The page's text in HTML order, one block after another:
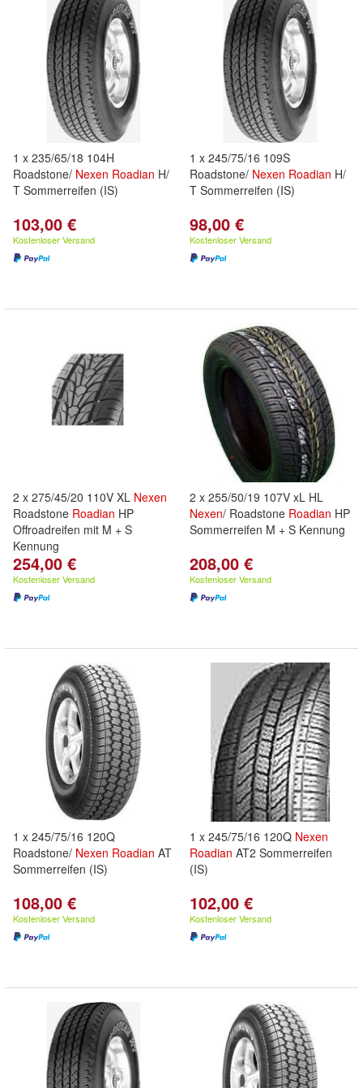
1 x 235/65/18 104H
Roadstone/ Nexen Roadian H/
T Sommerreifen (IS)
103,00 €
Kostenloser Versand
1 x 245/75/16 109S
Roadstone/ Nexen Roadian H/
T Sommerreifen (IS)
98,00 €
Kostenloser Versand
2 x 275/45/20 110V XL Nexen
Roadstone Roadian HP
Offroadreifen mit M + S
Kennung
254,00 €
Kostenloser Versand
2 x 255/50/19 107V xL HL
Nexen/ Roadstone Roadian HP
Sommerreifen M + S Kennung
208,00 €
Kostenloser Versand
1 x 245/75/16 120Q
Roadstone/ Nexen Roadian AT
Sommerreifen (IS)
108,00 €
Kostenloser Versand
1 x 245/75/16 120Q Nexen
Roadian AT2 Sommerreifen
(IS)
102,00 €
Kostenloser Versand